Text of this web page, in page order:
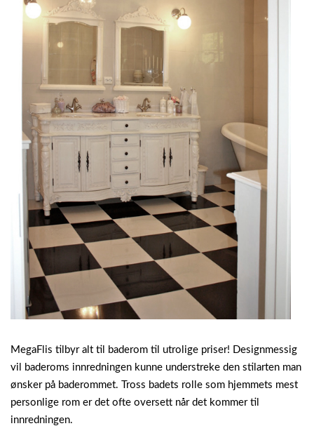
MegaFlis tilbyr alt til baderom til utrolige priser! Designmessig
vil baderoms innredningen kunne understreke den stilarten man
ønsker på baderommet. Tross badets rolle som hjemmets mest
personlige rom er det ofte oversett når det kommer til
innredningen.